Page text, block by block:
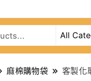
麻棉購物袋 客製化